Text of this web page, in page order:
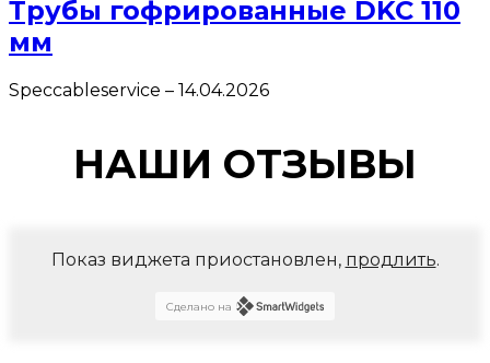
Трубы гофрированные DKC 110
мм
Speccableservice – 14.04.2026
НАШИ ОТЗЫВЫ
Показ виджета приостановлен, продлить.
Сделано на